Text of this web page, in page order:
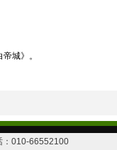
城》。
：010-66552100